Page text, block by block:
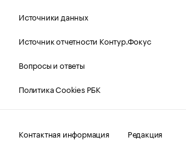
Источники данных
Источник отчетности Контур.Фокус
Вопросы и ответы
Политика Cookies РБК
Контактная информация
Редакция